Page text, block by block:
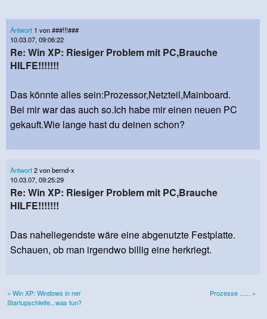
Antwort 1 von ###!!!###
10.03.07, 09:06:22
Re: Win XP: Riesiger Problem mit PC,Brauche
HILFE!!!!!!!
Das könnte alles sein:Prozessor,Netzteil,Mainboard.
Bei mir war das auch so.Ich habe mir einen neuen PC
gekauft.Wie lange hast du deinen schon?
Antwort2 von bernd-x
10.03.07, 09:25:29
Re: Win XP: Riesiger Problem mit PC,Brauche
HILFE!!!!!!!
Das naheliegendste wäre eine abgenutzte Festplatte.
Schauen, ob man irgendwo billig eine herkriegt.
« Win XP: Windows in ner
Startupschleife...was tun?
Prozesse ...... »